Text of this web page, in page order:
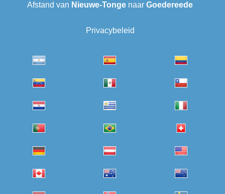
Afstand van Nieuwe-Tonge naar Goedereede
Privacybeleid